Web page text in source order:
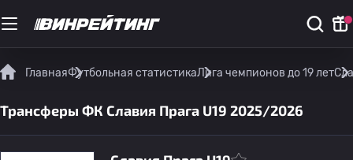
ГлавнаяФутбольная статистикаЛига чемпионов до 19 лет
Трансферы ФК Славия Прага U19 2025/2026